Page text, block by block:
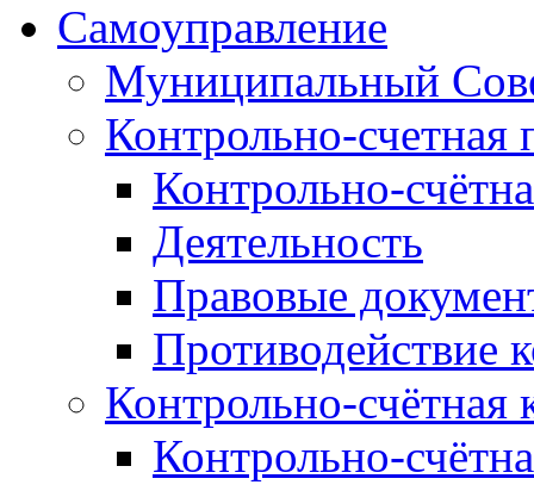
Самоуправление
Муниципальный
Контрольно-счетная
Контрольно-
Деятельность
Правовые
Противодействие
Контрольно-счётная
Контрольно-